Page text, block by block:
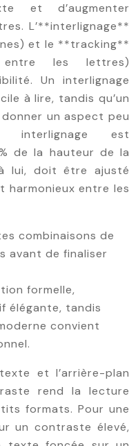
et d’augmenter
L’**interlignage**
et le **tracking**
entre les lettres)
Un interlignage
à lire, tandis qu’un
un aspect peu
interlignage est
de la hauteur de la
lui, doit être ajusté
harmonieux entre les
combinaisons de
avant de finaliser
formelle,
élégante, tandis
convient
et l’arrière-plan
rend la lecture
formats. Pour une
un contraste élevé,